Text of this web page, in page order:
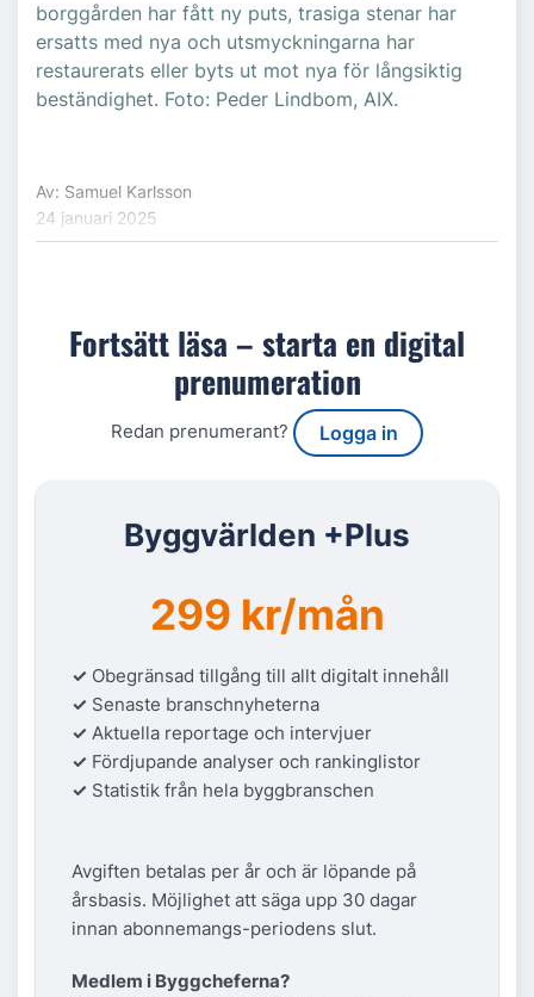
borggården har fått ny puts, trasiga stenar har
ersatts med nya och utsmyckningarna har
restaurerats eller byts ut mot nya för långsiktig
beständighet. Foto: Peder Lindbom, AIX.
Av: Samuel Karlsson
24 januari 2025
Fortsätt läsa – starta en digital
prenumeration
Redan prenumerant? Logga in
Byggvärlden +Plus
299 kr/mån
✓ Obegränsad tillgång till allt digitalt innehåll
✓ Senaste branschnyheterna
✓ Aktuella reportage och intervjuer
✓ Fördjupande analyser och rankinglistor
✓ Statistik från hela byggbranschen
Avgiften betalas per år och är löpande på
årsbasis. Möjlighet att säga upp 30 dagar
innan abonnemangs-periodens slut.
Medlem i Byggcheferna?